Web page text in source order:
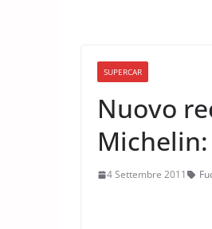
SUPERCAR
Nuovo
4 Settembre 2011